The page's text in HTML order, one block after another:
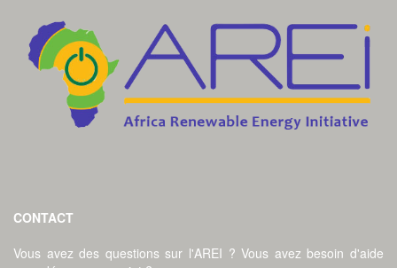
CONTACT
Vous avez des questions sur l'AREI ? Vous avez besoin d'aide